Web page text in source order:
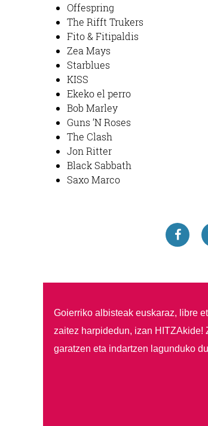
Offespring
The Rifft Trukers
Fito & Fitipaldis
Zea Mays
Starblues
KISS
Ekeko el perro
Bob Marley
Guns ‘N Roses
The Clash
Jon Ritter
Black Sabbath
Saxo Marco
Goierriko albisteak euskaraz, libre
zaitez harpidedun, izan HITZAkide!
garatzen eta indartzen lagunduko